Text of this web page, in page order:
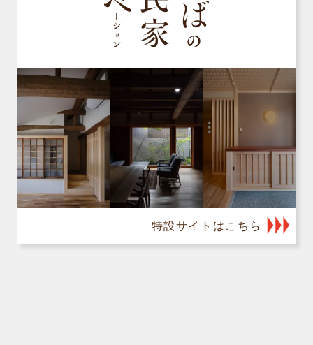
特設サイトはこちら